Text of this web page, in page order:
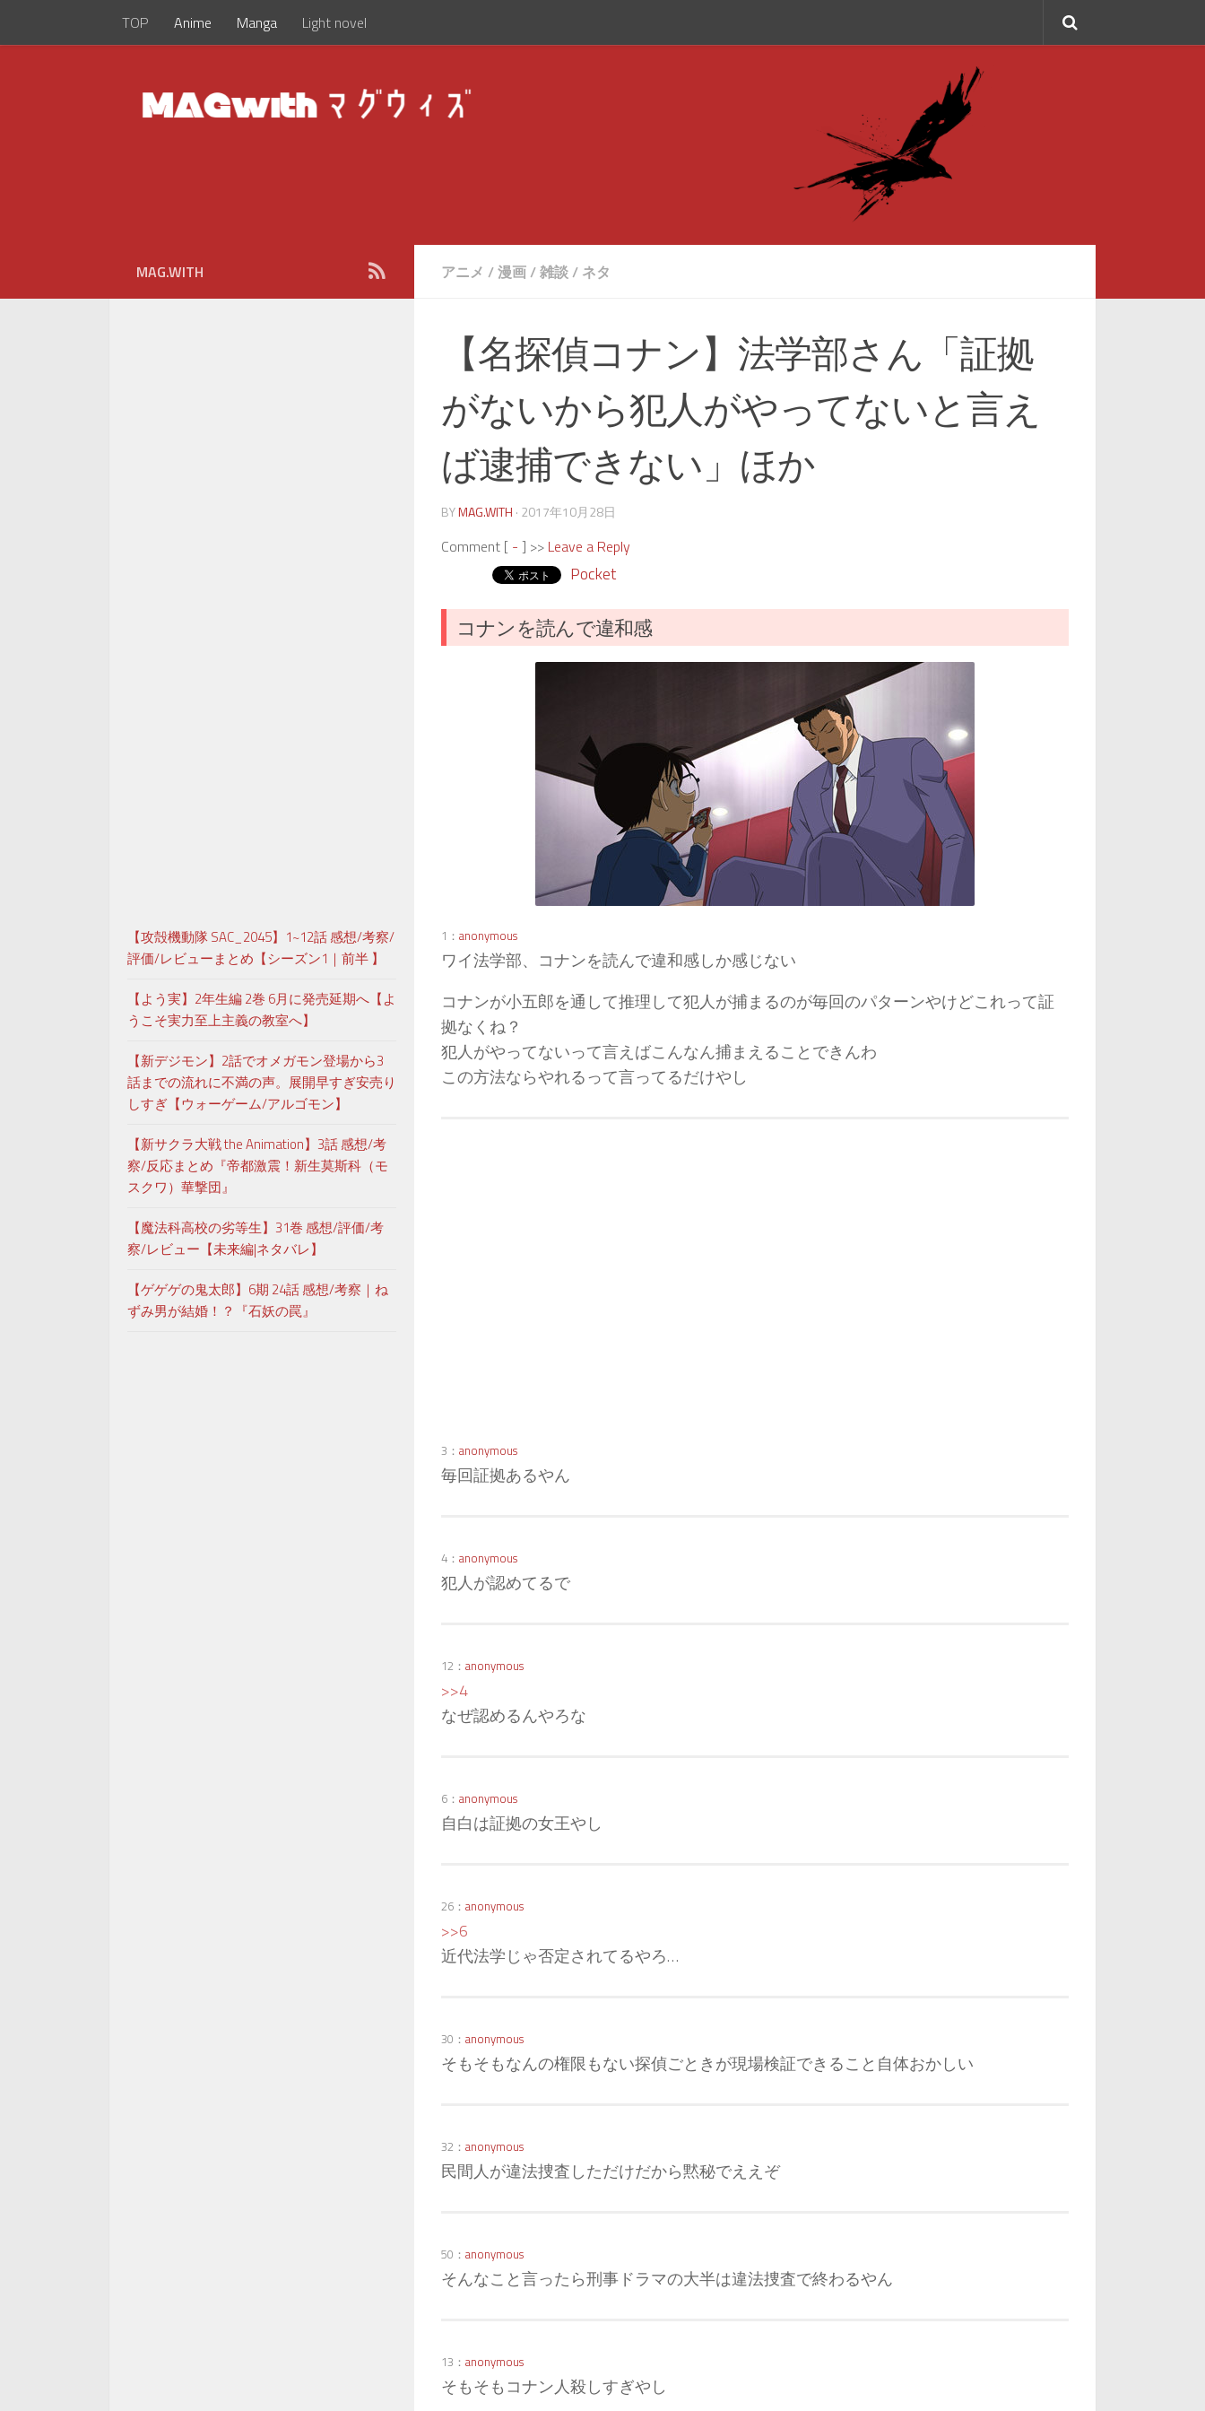
TOP Anime Manga Light novel
アニメ /漫画/雑談/ ネタ
【名探偵コナン】法学部さん「証拠
がないから犯人がやってないと言え
ば逮捕できない」ほか
BYMAG.WITH · 2017年10月28日
Comment [ - ] >> Leave a Reply
Pocket
コナンを読んで違和感
1： anonymous
ワイ法学部、コナンを読んで違和感しか感じない
コナンが小五郎を通して推理して犯人が捕まるのが毎回のパターンやけどこれって証
拠なくね？
犯人がやってないって言えばこんなん捕まえることできんわ
この方法ならやれるって言ってるだけやし
3： anonymous
毎回証拠あるやん
4： anonymous
犯人が認めてるで
12： anonymous
>>4
なぜ認めるんやろな
6： anonymous
自白は証拠の女王やし
26： anonymous
>>6
近代法学じゃ否定されてるやろ…
30： anonymous
そもそもなんの権限もない探偵ごときが現場検証できること自体おかしい
32： anonymous
民間人が違法捜査しただけだから黙秘でええぞ
50： anonymous
そんなこと言ったら刑事ドラマの大半は違法捜査で終わるやん
13： anonymous
そもそもコナン人殺しすぎやし
MAG.WITH
【攻殻機動隊 SAC_2045】1~12話 感想/考察/
評価/レビューまとめ【シーズン1｜前半 】
【よう実】2年生編 2巻 6月に発売延期へ【よ
うこそ実力至上主義の教室へ】
【新デジモン】2話でオメガモン登場から3
話までの流れに不満の声。展開早すぎ安売り
しすぎ【ウォーゲーム/アルゴモン】
【新サクラ大戦 the Animation】3話 感想/考
察/反応まとめ『帝都激震！新生莫斯科（モ
スクワ）華撃団』
【魔法科高校の劣等生】31巻 感想/評価/考
察/レビュー【未来編|ネタバレ】
【ゲゲゲの鬼太郎】6期 24話 感想/考察｜ね
ずみ男が結婚！？『石妖の罠』